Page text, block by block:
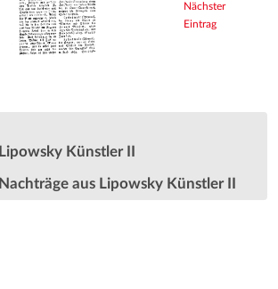
Nächster
Eintrag
Lipowsky Künstler II
Nachträge aus Lipowsky Künstler II